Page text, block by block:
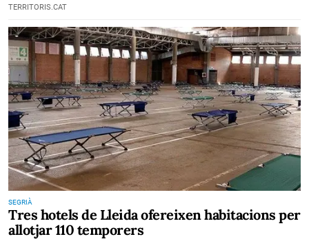
TERRITORIS.CAT
SEGRIÀ
Tres hotels de Lleida ofereixen habitacions per
allotjar 110 temporers